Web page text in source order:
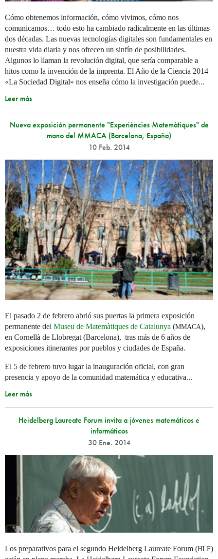
Cómo obtenemos información, cómo vivimos, cómo nos
comunicamos… todo esto ha cambiado radicalmente en las últimas
dos décadas. Las nuevas tecnologías digitales son fundamentales en
nuestra vida diaria y nos ofrecen un sinfín de posibilidades.
Algunos lo llaman la revolución digital, que sería comparable a
hitos como la invención de la imprenta. El Año de la Ciencia 2014
«La Sociedad Digital» nos enseña cómo la investigación puede...
Leer más
Nueva exposición permanente "Experiències Matemàtiques" de
mano del MMACA (Barcelona, España)
10 Feb. 2014
El pasado 2 de febrero abrió sus puertas la primera exposición
permanente del Museu de Matemàtiques de Catalunya (MMACA),
en Cornellà de Llobregat (Barcelona), tras más de 6 años de
exposiciones itinerantes por pueblos y ciudades de España.
El 5 de febrero tuvo lugar la inauguración oficial, con gran
presencia y apoyo de la comunidad matemática y educativa...
Leer más
Heidelberg Laureate Forum invita a jóvenes matemáticos e
informáticos
30 Ene. 2014
Los preparativos para el segundo Heidelberg Laureate Forum (HLF)